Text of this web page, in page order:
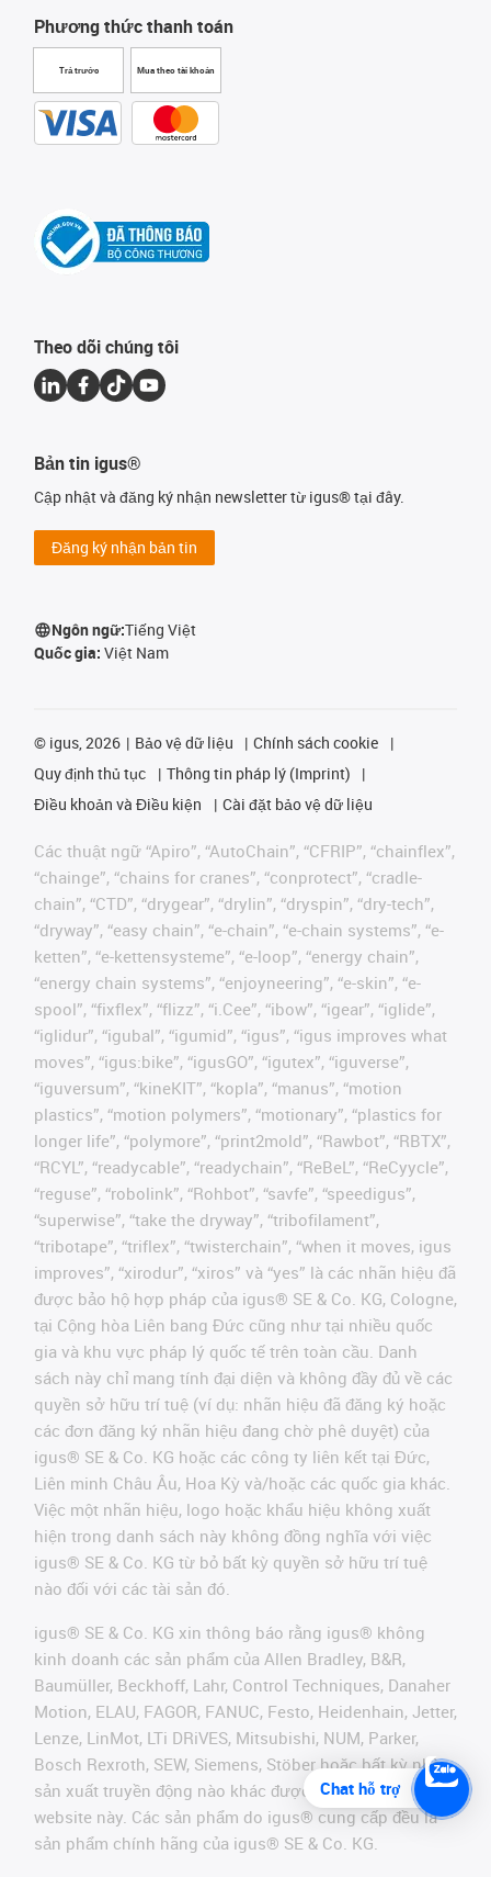
Phương thức thanh toán
Trả trước Mua theo tài khoản
Theo dõi chúng tôi
Bản tin igus®
Cập nhật và đăng ký nhận newsletter từ igus® tại đây.
Đăng ký nhận bản tin
Ngôn ngữ:Tiếng Việt
Quốc gia: Việt Nam
© igus, 2026 Bảo vệ dữ liệu
Chính sách cookie
Quy định thủ tục
Thông tin pháp lý (Imprint)
Điều khoản và Điều kiện
Cài đặt bảo vệ dữ liệu
Các thuật ngữ “Apiro”, “AutoChain”, “CFRIP”, “chainflex”,
“chainge”, “chains for cranes”, “conprotect”, “cradle-
chain”, “CTD”, “drygear”, “drylin”, “dryspin”, “dry-tech”,
“dryway”, “easy chain”, “e-chain”, “e-chain systems”, “e-
ketten”, “e-kettensysteme”, “e-loop”, “energy chain”,
“energy chain systems”, “enjoyneering”, “e-skin”, “e-
spool”, “fixflex”, “flizz”, “i.Cee”, “ibow”, “igear”, “iglide”,
“iglidur”, “igubal”, “igumid”, “igus”, “igus improves what
moves”, “igus:bike”, “igusGO”, “igutex”, “iguverse”,
“iguversum”, “kineKIT”, “kopla”, “manus”, “motion
plastics”, “motion polymers”, “motionary”, “plastics for
longer life”, “polymore”, “print2mold”, “Rawbot”, “RBTX”,
“RCYL”, “readycable”, “readychain”, “ReBeL”, “ReCyycle”,
“reguse”, “robolink”, “Rohbot”, “savfe”, “speedigus”,
“superwise”, “take the dryway”, “tribofilament”,
“tribotape”, “triflex”, “twisterchain”, “when it moves, igus
improves”, “xirodur”, “xiros” và “yes” là các nhãn hiệu đã
được bảo hộ hợp pháp của igus® SE & Co. KG, Cologne,
tại Cộng hòa Liên bang Đức cũng như tại nhiều quốc
gia và khu vực pháp lý quốc tế trên toàn cầu. Danh
sách này chỉ mang tính đại diện và không đầy đủ về các
quyền sở hữu trí tuệ (ví dụ: nhãn hiệu đã đăng ký hoặc
các đơn đăng ký nhãn hiệu đang chờ phê duyệt) của
igus® SE & Co. KG hoặc các công ty liên kết tại Đức,
Liên minh Châu Âu, Hoa Kỳ và/hoặc các quốc gia khác.
Việc một nhãn hiệu, logo hoặc khẩu hiệu không xuất
hiện trong danh sách này không đồng nghĩa với việc
igus® SE & Co. KG từ bỏ bất kỳ quyền sở hữu trí tuệ
nào đối với các tài sản đó.
igus® SE & Co. KG xin thông báo rằng igus® không
kinh doanh các sản phẩm của Allen Bradley, B&R,
Baumüller, Beckhoff, Lahr, Control Techniques, Danaher
Motion, ELAU, FAGOR, FANUC, Festo, Heidenhain, Jetter,
Lenze, LinMot, LTi DRiVES, Mitsubishi, NUM, Parker,
Bosch Rexroth, SEW, Siemens, Stöber hoặc bất kỳ nhà
sản xuất truyền động nào khác được đề cập trên
website này. Các sản phẩm do igus® cung cấp đều là
sản phẩm chính hãng của igus® SE & Co. KG.
Chat hỗ trợ